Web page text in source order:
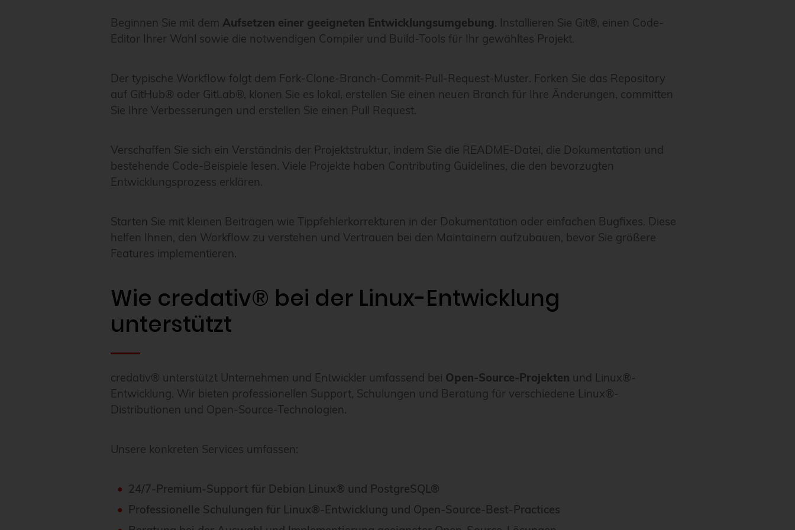
Beginnen Sie mit dem Aufsetzen einer geeigneten Entwicklungsumgebung. Installieren Sie Git®, einen Code-
Editor Ihrer Wahl sowie die notwendigen Compiler und Build-Tools für Ihr gewähltes Projekt.
Der typische Workflow folgt dem Fork-Clone-Branch-Commit-Pull-Request-Muster. Forken Sie das Repository
auf GitHub® oder GitLab®, klonen Sie es lokal, erstellen Sie einen neuen Branch für Ihre Änderungen, committen
Sie Ihre Verbesserungen und erstellen Sie einen Pull Request.
Verschaffen Sie sich ein Verständnis der Projektstruktur, indem Sie die README-Datei, die Dokumentation und
bestehende Code-Beispiele lesen. Viele Projekte haben Contributing Guidelines, die den bevorzugten
Entwicklungsprozess erklären.
Starten Sie mit kleinen Beiträgen wie Tippfehlerkorrekturen in der Dokumentation oder einfachen Bugfixes. Diese
helfen Ihnen, den Workflow zu verstehen und Vertrauen bei den Maintainern aufzubauen, bevor Sie größere
Features implementieren.
Wie credativ® bei der Linux-Entwicklung
unterstützt
credativ® unterstützt Unternehmen und Entwickler umfassend bei Open-Source-Projekten und Linux®-
Entwicklung. Wir bieten professionellen Support, Schulungen und Beratung für verschiedene Linux®-
Distributionen und Open-Source-Technologien.
Unsere konkreten Services umfassen:
24/7-Premium-Support für Debian Linux® und PostgreSQL®
Professionelle Schulungen für Linux®-Entwicklung und Open-Source-Best-Practices